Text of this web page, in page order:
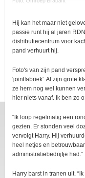
Hij kan het maar niet
passie runt hij al jaren
distributiecentrum voor
pand verhuurt hij.
Foto's van zijn pand
'jointfabriek'. Al zijn grote
ze hem nog wel kunnen
hier niets vanaf. Ik ben zo
“Ik loop regelmatig een
gezien. Er stonden veel
vervolgt Harry. Hij
heel netjes en
administratiebedrijfje had.“
Harry barst in tranen uit.